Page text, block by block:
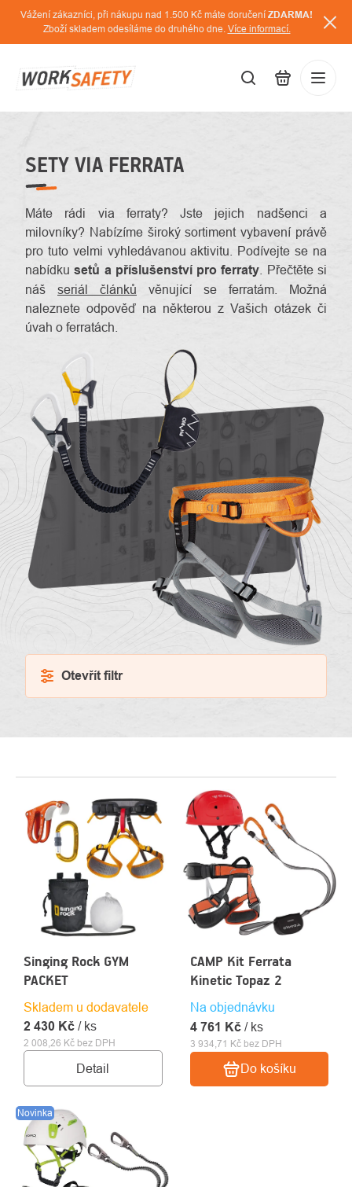
Přejít
obsah
Vážení zákazníci, při nákupu nad 1.500 Kč máte doručení ZDARMA!
Zboží skladem odesíláme do druhého dne. Více informací.
nás
Kontakty
SETY VIA FERRATA
Máte rádi via ferraty? Jste jejich nadšenci a
milovníky? Nabízíme široký sortiment vybavení právě
pro tuto velmi vyhledávanou aktivitu. Podívejte se na
nabídkusetů a příslušenství pro ferraty . Přečtěte si
náš seriál článků věnující se ferratám. Možná
naleznete odpověď na některou z Vašich otázek či
úvah o ferratách.
Otevřít filtr
PRODUKTŮ
Singing Rock GYM
PACKET
Skladem u dodavatele
2 008,26 Kč bez DPH
2 430 Kč / ks
Detail
CAMP Kit Ferrata
Kinetic Topaz 2
Na objednávku
3 934,71 Kč bez DPH
4 761 Kč / ks
Do košíku
Novinka